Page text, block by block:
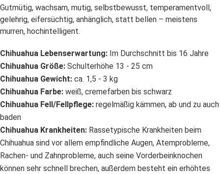
Gutmütig, wachsam, mutig, selbstbewusst, temperamentvoll,
gelehrig, eifersüchtig, anhänglich, statt bellen – meistens
murren, hochintelligent.
Chihuahua Lebenserwartung: Im Durchschnitt bis 16 Jahre
Chihuahua Größe: Schulterhöhe 13 - 25 cm
Chihuahua Gewicht: ca. 1,5 - 3 kg
Chihuahua Farbe: weiß, cremefarben bis schwarz
Chihuahua Fell/Fellpflege: regelmäßig kämmen, ab und zu auch
baden
Chihuahua Krankheiten: Rassetypische Krankheiten beim
Chihuahua sind vor allem empfindliche Augen, Atemprobleme,
Rachen- und Zahnprobleme, auch seine Vorderbeinknochen
können sehr schnell brechen, außerdem besteht ein erhöhtes